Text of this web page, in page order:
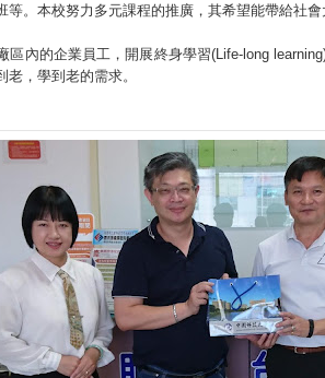
。本校努力多元課程的推廣，其希望能帶給社會
區內的企業員工，開展終身學習(Life-long
，學到老的需求。